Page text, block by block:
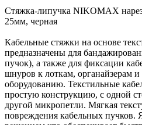
Стяжка-липучка NIKOMAX
25мм, черная
Кабельные стяжки на основе
предназначены для
пучок), а также для фиксации
шнуров к лоткам, органайзерам
оборудованию. Текстильные
простую конструкцию, с одной
другой микропетли. Мягкая
повреждения кабельных пучков.